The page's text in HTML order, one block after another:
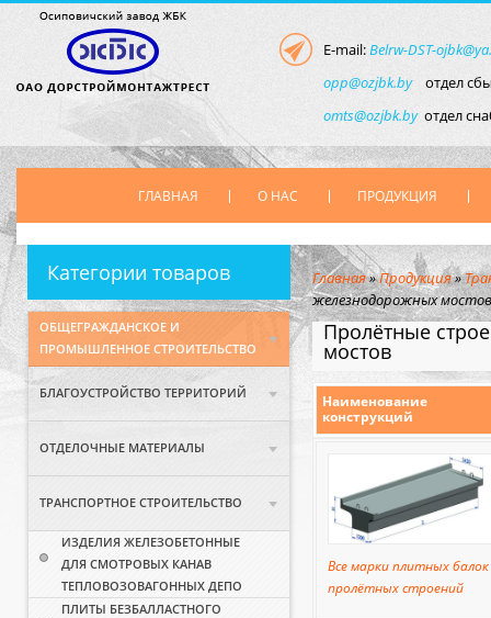
E-mail:Belrw-DST-
opp@ozjbk.byотдел
omts@ozjbk.byотдел
ГЛАВНАЯ О НАС ПРОДУКЦИЯ
Категории товаров
ОБЩЕГРАЖДАНСКОЕ И
ПРОМЫШЛЕННОЕ СТРОИТЕЛЬСТВО
БЛАГОУСТРОЙСТВО ТЕРРИТОРИЙ
ОТДЕЛОЧНЫЕ МАТЕРИАЛЫ
ТРАНСПОРТНОЕ СТРОИТЕЛЬСТВО
ИЗДЕЛИЯ ЖЕЛЕЗОБЕТОННЫЕ
ДЛЯ СМОТРОВЫХ КАНАВ
ТЕПЛОВОЗОВАГОННЫХ ДЕПО
ПЛИТЫ БЕЗБАЛЛАСТНОГО
Главная»Продукция»
железнодорожных мостов
Пролётные
мостов
Наименование
конструкций
Все марки плитных балок
пролётных строений